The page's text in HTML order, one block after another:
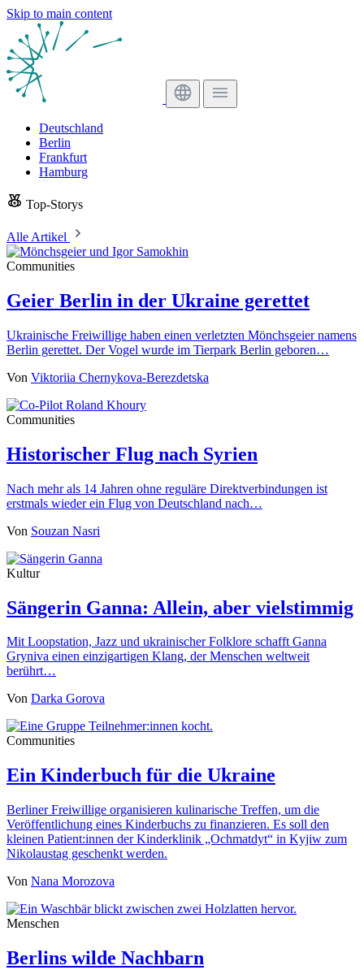
Skip to main content
Deutschland
Berlin
Frankfurt
Hamburg
Top-Storys
Alle Artikel
Communities
Geier Berlin in der Ukraine gerettet
Ukrainische Freiwillige haben einen verletzten Mönchsgeier namens
Berlin gerettet. Der Vogel wurde im Tierpark Berlin geboren…
Von Viktoriia Chernykova-Berezdetska
Communities
Historischer Flug nach Syrien
Nach mehr als 14 Jahren ohne reguläre Direktverbindungen ist
erstmals wieder ein Flug von Deutschland nach…
Von Souzan Nasri
Kultur
Sängerin Ganna: Allein, aber vielstimmig
Mit Loopstation, Jazz und ukrainischer Folklore schafft Ganna
Gryniva einen einzigartigen Klang, der Menschen weltweit
berührt…
Von Darka Gorova
Communities
Ein Kinderbuch für die Ukraine
Berliner Freiwillige organisieren kulinarische Treffen, um die
Veröffentlichung eines Kinderbuchs zu finanzieren. Es soll den
kleinen Patient:innen der Kinderklinik „Ochmatdyt“ in Kyjiw zum
Nikolaustag geschenkt werden.
Von Nana Morozova
Menschen
Berlins wilde Nachbarn